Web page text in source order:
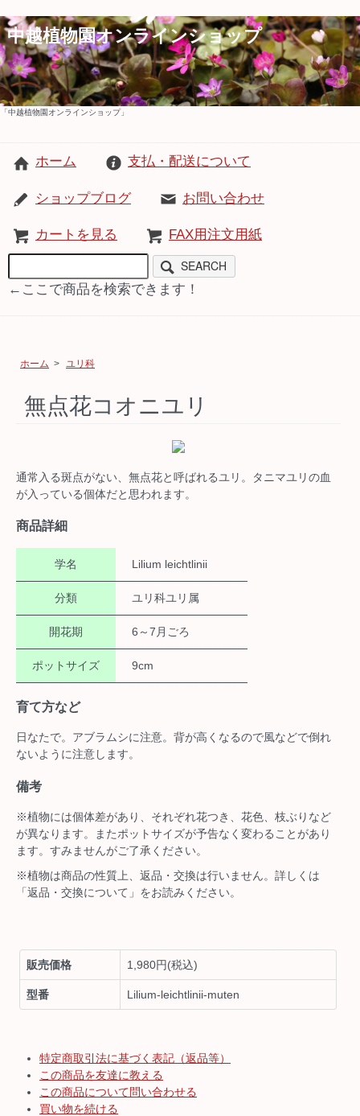
中越植物園オンラインショップ
「中越植物園オンラインショップ」
ホーム 支払・配送について
ショップブログ お問い合わせ
カートを見る FAX用注文用紙
SEARCH
←ここで商品を検索できます！
ホーム > ユリ科
無点花コオニユリ
通常入る斑点がない、無点花と呼ばれるユリ。タニマユリの血
が入っている個体だと思われます。
商品詳細
学名 Lilium leichtlinii
分類 ユリ科ユリ属
開花期 6～7月ごろ
ポットサイズ 9cm
育て方など
日なたで。アブラムシに注意。背が高くなるので風などで倒れ
ないように注意します。
備考
※植物には個体差があり、それぞれ花つき、花色、枝ぶりなど
が異なります。またポットサイズが予告なく変わることがあり
ます。すみませんがご了承ください。
※植物は商品の性質上、返品・交換は行いません。詳しくは
「返品・交換について」をお読みください。
販売価格 1,980円(税込)
型番 Lilium-leichtlinii-muten
特定商取引法に基づく表記（返品等）
この商品を友達に教える
この商品について問い合わせる
買い物を続ける